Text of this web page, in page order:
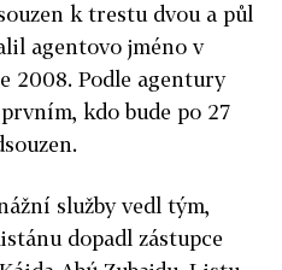
k trestu dvou a půl
agentovo jméno v
2008. Podle agentury
kdo bude po 27
služby vedl tým,
dopadl zástupce